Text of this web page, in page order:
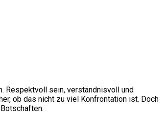
Respektvoll sein, verständnisvoll und
ob das nicht zu viel Konfrontation ist. Doch